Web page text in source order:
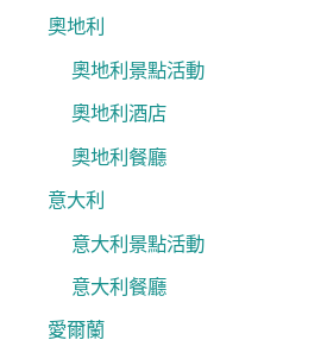
奧地利
奧地利景點活動
奧地利酒店
奧地利餐廳
意大利
意大利景點活動
意大利餐廳
愛爾蘭